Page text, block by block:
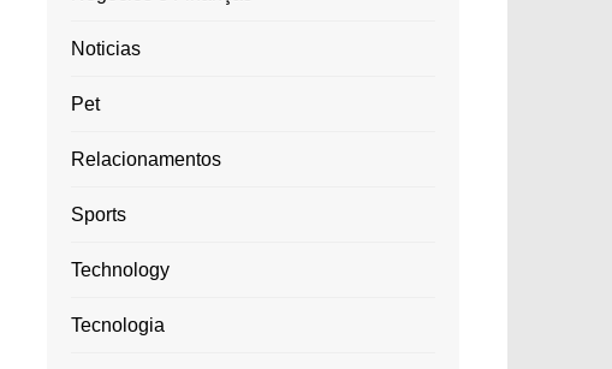
Noticias
Pet
Relacionamentos
Sports
Technology
Tecnologia